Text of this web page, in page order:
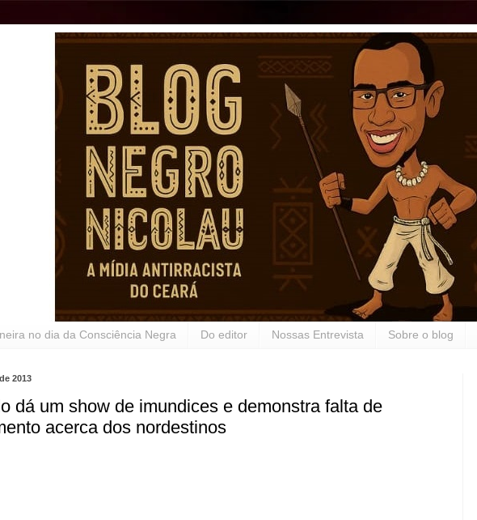
no dia da Consciência Negra Do editor Nossas Entrevista Sobre o blog
2013
dá um show de imundices e demonstra falta de
acerca dos nordestinos